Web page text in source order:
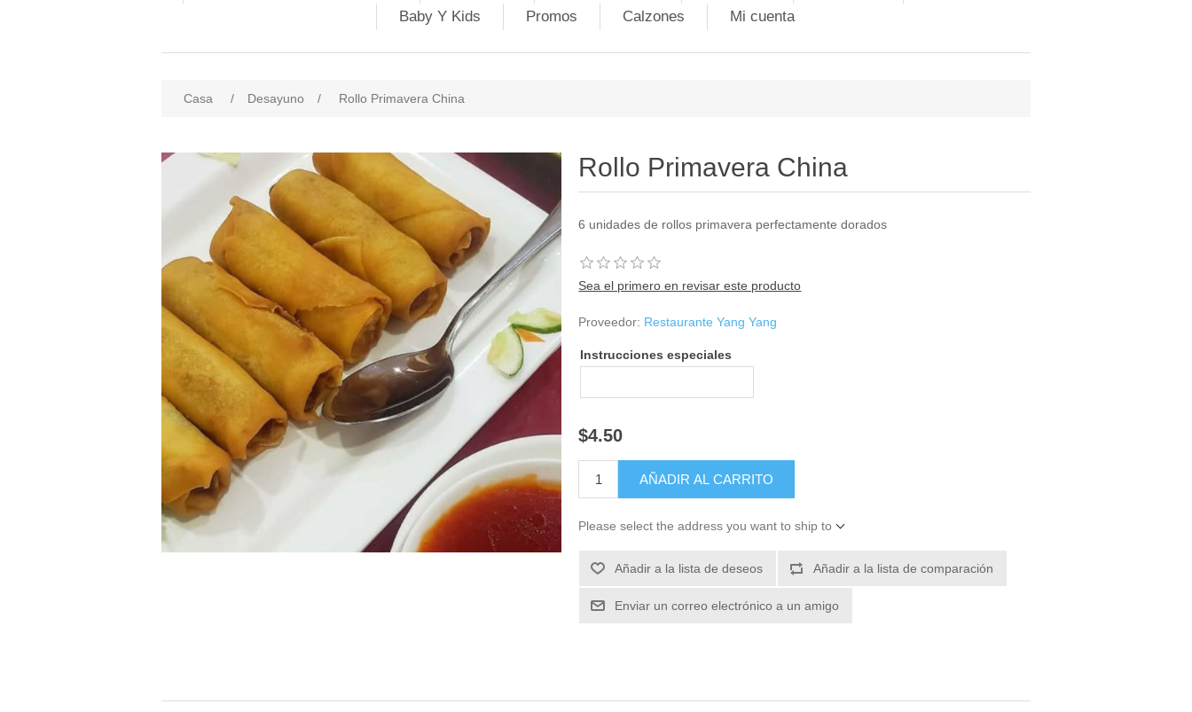
Baby Y Kids
Promos Calzones Mi cuenta
Casa / Desayuno / Rollo Primavera China
Rollo Primavera China
6 unidades de rollos primavera perfectamente dorados
Sea el primero en revisar este producto
Proveedor: Restaurante Yang Yang
Instrucciones especiales
$4.50
Please select the address you want to ship to